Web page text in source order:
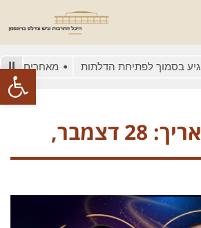
פתח בסמוך לפתיחת הדלתות מאחרים/ות
הופעות לתאריך: 28 דצמבר,